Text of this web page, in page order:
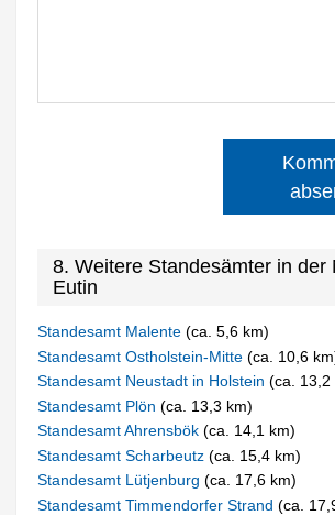
8. Weitere Standesämter in der
Eutin
Standesamt Malente(ca. 5,6 km)
Standesamt Ostholstein-Mitte(ca. 10,6
Standesamt Neustadt in Holstein(ca. 13,2
Standesamt Plön(ca. 13,3 km)
Standesamt Ahrensbök(ca. 14,1 km)
Standesamt Scharbeutz(ca. 15,4 km)
Standesamt Lütjenburg(ca. 17,6 km)
Standesamt Timmendorfer Strand(ca.